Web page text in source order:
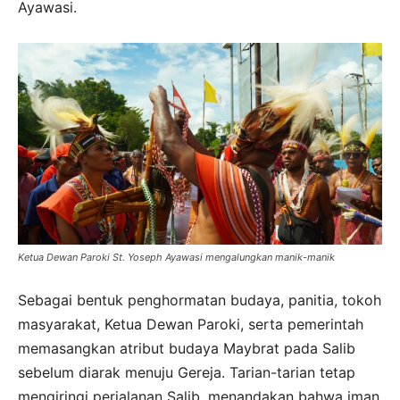
Ayawasi.
Ketua Dewan Paroki St. Yoseph Ayawasi mengalungkan manik-manik
Sebagai bentuk penghormatan budaya, panitia, tokoh
masyarakat, Ketua Dewan Paroki, serta pemerintah
memasangkan atribut budaya Maybrat pada Salib
sebelum diarak menuju Gereja. Tarian-tarian tetap
mengiringi perjalanan Salib, menandakan bahwa iman